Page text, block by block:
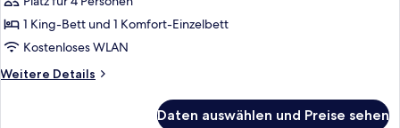
View)
anzeigen
1 King-Bett und 1 Komfort-Einzelbett
Kostenloses WLAN
Weitere Details
Weitere
Daten auswählen und Preise sehen